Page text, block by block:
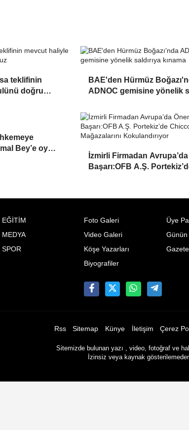
teklifinin
doğru
BAE'den Hürmüz
ADNOC gemisine yönelik
Bey’e oy
İzmirli Firmadan
Başarı:OFB A.Ş.
EĞİTİM
MEDYA
SPOR
Foto Galeri
Video Galeri
Köşe Yazarları
Biyografiler
Üye
Rss Sitemap Künye İletişim Çerez
Sitemizde bulunan yazı , video, fotoğraf ve
İzinsiz veya kaynak